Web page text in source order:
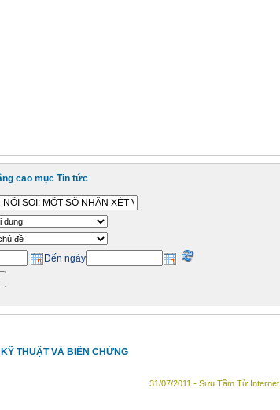
cao mục Tin tức
Đến ngày
THUẬT VÀ BIẾN CHỨNG
31/07/2011 - Sưu Tầm Từ Internet